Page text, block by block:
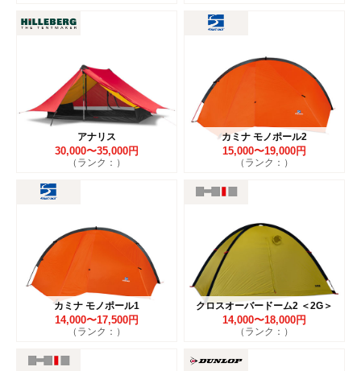
アナリス
30,000〜35,000円
（ランク：）
カミナ モノポール2
15,000〜19,000円
（ランク：）
カミナ モノポール1
14,000〜17,500円
（ランク：）
クロスオーバードーム2 ＜2G＞
14,000〜18,000円
（ランク：）